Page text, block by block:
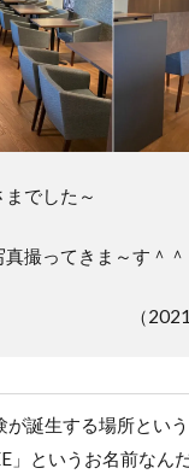
までした～
真撮ってきま～す＾＾
（
が誕生する場所とい
」というお名前なん